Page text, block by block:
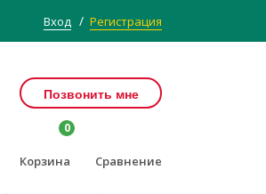
Вход / Регистрация
Позвонить мне
Корзина
0
Сравнение